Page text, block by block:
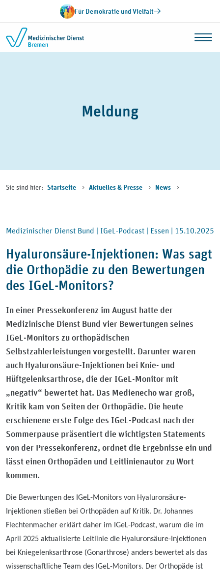
Zum Inhalt springenFür Demokratie und Vielfalt
Meldung
Sie sind hier: Startseite Aktuelles & Presse News
Medizinischer Dienst Bund | IGeL-Podcast | Essen | 15.10.2025
Hyaluronsäure-Injektionen: Was sagt
die Orthopädie zu den Bewertungen
des IGeL-Monitors?
In einer Pressekonferenz im August hatte der
Medizinische Dienst Bund vier Bewertungen seines
IGeL-Monitors zu orthopädischen
Selbstzahlerleistungen vorgestellt. Darunter waren
auch Hyaluronsäure-Injektionen bei Knie- und
Hüftgelenksarthrose, die der IGeL-Monitor mit
„negativ“ bewertet hat. Das Medienecho war groß,
Kritik kam von Seiten der Orthopädie. Die heute
erschienene erste Folge des IGeL-Podcast nach der
Sommerpause präsentiert die wichtigsten Statements
von der Pressekonferenz, ordnet die Ergebnisse ein und
lässt einen Orthopäden und Leitlinienautor zu Wort
kommen.
Die Bewertungen des IGeL-Monitors von Hyaluronsäure-
Injektionen stießen bei Orthopäden auf Kritik. Dr. Johannes
Flechtenmacher erklärt daher im IGeL-Podcast, warum die im
April 2025 aktualisierte Leitlinie die Hyaluronsäure-Injektionen
bei Kniegelenksarthrose (Gonarthrose) anders bewertet als das
wissenschaftliche Team des IGeL-Monitors. Der Orthopäde ist